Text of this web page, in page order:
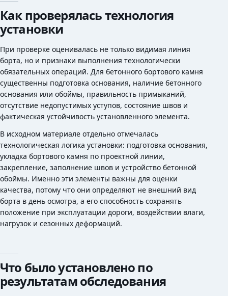
Как проверялась технология
установки
При проверке оценивалась не только видимая линия
борта, но и признаки выполнения технологически
обязательных операций. Для бетонного бортового камня
существенны подготовка основания, наличие бетонного
основания или обоймы, правильность примыканий,
отсутствие недопустимых уступов, состояние швов и
фактическая устойчивость установленного элемента.
В исходном материале отдельно отмечалась
технологическая логика установки: подготовка основания,
укладка бортового камня по проектной линии,
закрепление, заполнение швов и устройство бетонной
обоймы. Именно эти элементы важны для оценки
качества, потому что они определяют не внешний вид
борта в день осмотра, а его способность сохранять
положение при эксплуатации дороги, воздействии влаги,
нагрузок и сезонных деформаций.
Что было установлено по
результатам обследования